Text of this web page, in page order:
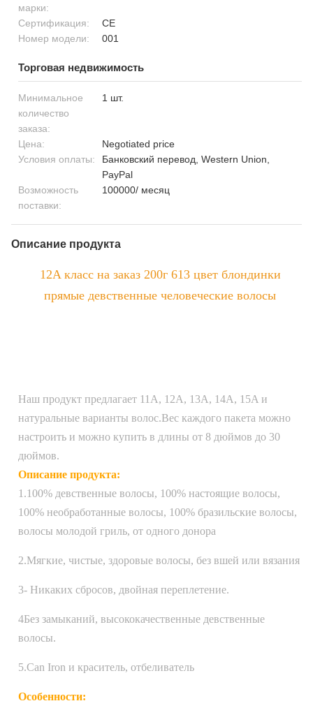
марки:
Сертификация:
CE
Номер модели:
001
Торговая недвижимость
Минимальное
количество
заказа:
1 шт.
Цена:
Negotiated price
Условия оплаты:
Банковский перевод, Western Union,
PayPal
Возможность
поставки:
100000/ месяц
Описание продукта
12A класс на заказ 200г 613 цвет блондинки
прямые девственные человеческие волосы
Наш продукт предлагает 11A, 12A, 13A, 14A, 15A и
натуральные варианты волос.Вес каждого пакета можно
настроить и можно купить в длины от 8 дюймов до 30
дюймов.
Описание продукта:
1.100% девственные волосы, 100% настоящие волосы,
100% необработанные волосы, 100% бразильские волосы,
волосы молодой гриль, от одного донора
2.Мягкие, чистые, здоровые волосы, без вшей или вязания
3- Никаких сбросов, двойная переплетение.
4Без замыканий, высококачественные девственные
волосы.
5.Can Iron и краситель, отбеливатель
Особенности: